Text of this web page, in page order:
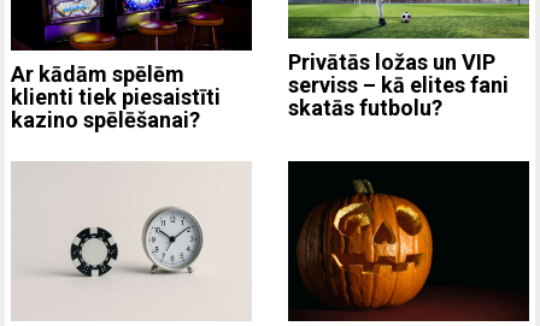
Ar kādām spēlēm
klienti tiek piesaistīti
kazino spēlēšanai?
Privātās ložas un VIP
serviss – kā elites fani
skatās futbolu?